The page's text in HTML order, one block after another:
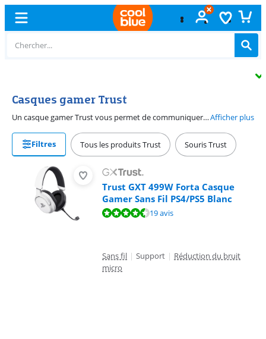
Casques gamer Trust
Un casque gamer Trust vous permet de communiquer facilement avec vos amis pendant que vous jouez. Vous avez le choix entre des casques filaires et sans fil. Vous voulez profiter des sons du jeu ? Choisissez un casque gamer avec son surround. Ainsi, les sons de votre jeu sont plus clairs. De plus, les casques gamer Trust sont souvent fabriqués à partir de matériaux recyclés.Afficher plus
Filtres Tous les produits Trust Souris Trust
Trust GXT 499W Forta Casque
Gamer Sans Fil PS4/PS5 Blanc
La note est de 9,1 sur 10, basée sur 19 avis.19 avis
Sans fil | Support | Réduction du bruit
micro